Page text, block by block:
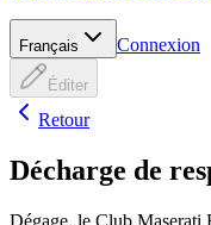
Français Connexion
Éditer
Retour
Décharge de
Dégage, le Club Maserati